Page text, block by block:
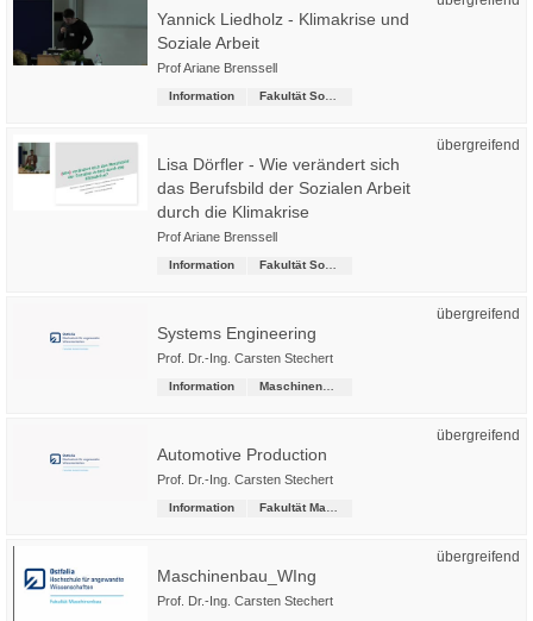
Yannick Liedholz - Klimakrise und
Soziale Arbeit
Prof Ariane Brenssell
Information
übergreifend
Lisa Dörfler - Wie verändert sich
das Berufsbild der Sozialen Arbeit
durch die Klimakrise
Prof Ariane Brenssell
Information
übergreifend
Systems Engineering
Prof. Dr.-Ing. Carsten Stechert
Information
übergreifend
Automotive Production
Prof. Dr.-Ing. Carsten Stechert
Information
übergreifend
Maschinenbau_WIng
Prof. Dr.-Ing. Carsten Stechert